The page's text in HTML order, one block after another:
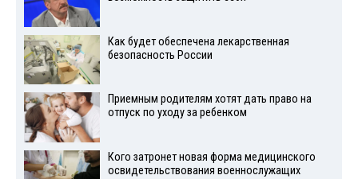
Как будет обеспечена лекарственная
безопасность России
Приемным родителям хотят дать право на
отпуск по уходу за ребенком
Кого затронет новая форма медицинского
освидетельствования военнослужащих